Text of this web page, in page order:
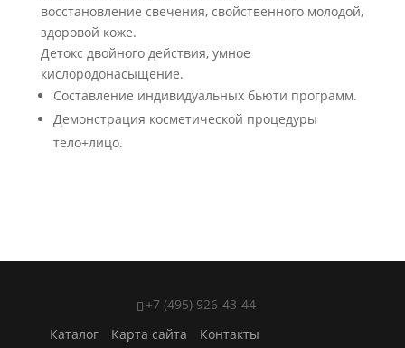
восстановление свечения, свойственного молодой,
здоровой коже.
Детокс двойного действия, умное
кислородонасыщение.
Составление индивидуальных бьюти программ.
Демонстрация косметической процедуры
тело+лицо.
+7 (495) 926-43-44
Каталог
Карта сайта Контакты